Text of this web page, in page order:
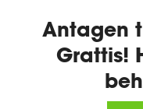
Antagen
Grattis!